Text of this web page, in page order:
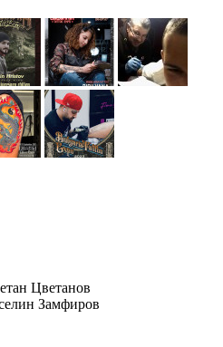
Цветанов
Замфиров